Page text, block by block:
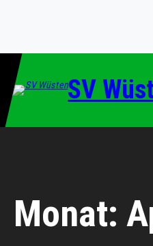
SV
Monat: